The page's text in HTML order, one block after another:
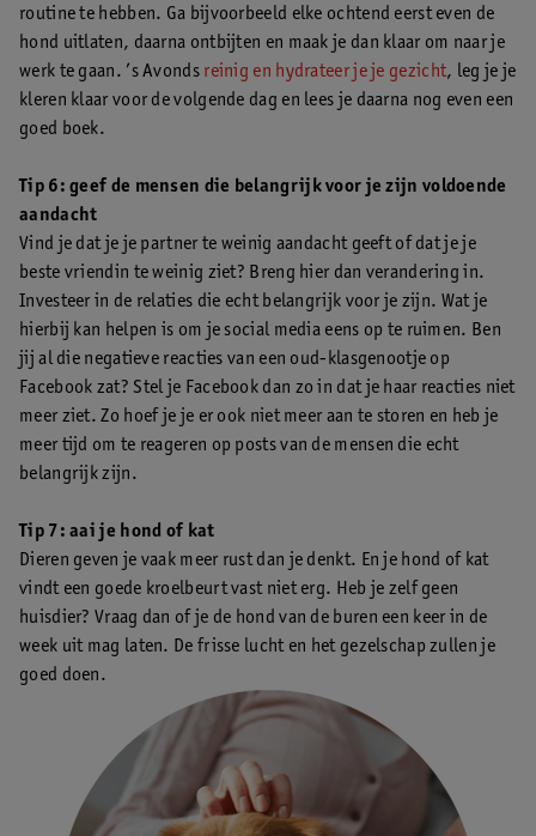
routine te hebben. Ga bijvoorbeeld elke ochtend eerst even de
hond uitlaten, daarna ontbijten en maak je dan klaar om naar je
werk te gaan. ’s Avonds reinig en hydrateer je je gezicht, leg je je
kleren klaar voor de volgende dag en lees je daarna nog even een
goed boek.
Tip 6: geef de mensen die belangrijk voor je zijn voldoende
aandacht
Vind je dat je je partner te weinig aandacht geeft of dat je je
beste vriendin te weinig ziet? Breng hier dan verandering in.
Investeer in de relaties die echt belangrijk voor je zijn. Wat je
hierbij kan helpen is om je social media eens op te ruimen. Ben
jij al die negatieve reacties van een oud-klasgenootje op
Facebook zat? Stel je Facebook dan zo in dat je haar reacties niet
meer ziet. Zo hoef je je er ook niet meer aan te storen en heb je
meer tijd om te reageren op posts van de mensen die echt
belangrijk zijn.
Tip 7: aai je hond of kat
Dieren geven je vaak meer rust dan je denkt. En je hond of kat
vindt een goede kroelbeurt vast niet erg. Heb je zelf geen
huisdier? Vraag dan of je de hond van de buren een keer in de
week uit mag laten. De frisse lucht en het gezelschap zullen je
goed doen.